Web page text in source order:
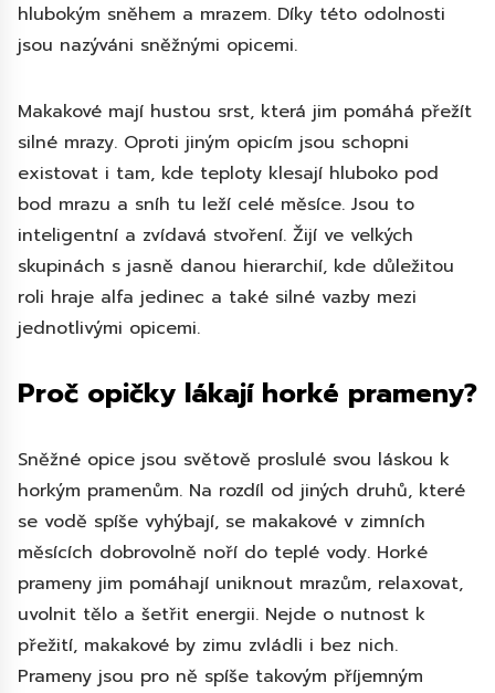
hlubokým sněhem a mrazem. Díky této odolnosti
jsou nazýváni sněžnými opicemi.
Makakové mají hustou srst, která jim pomáhá přežít
silné mrazy. Oproti jiným opicím jsou schopni
existovat i tam, kde teploty klesají hluboko pod
bod mrazu a sníh tu leží celé měsíce. Jsou to
inteligentní a zvídavá stvoření. Žijí ve velkých
skupinách s jasně danou hierarchií, kde důležitou
roli hraje alfa jedinec a také silné vazby mezi
jednotlivými opicemi.
Proč opičky lákají horké prameny?
Sněžné opice jsou světově proslulé svou láskou k
horkým pramenům. Na rozdíl od jiných druhů, které
se vodě spíše vyhýbají, se makakové v zimních
měsících dobrovolně noří do teplé vody. Horké
prameny jim pomáhají uniknout mrazům, relaxovat,
uvolnit tělo a šetřit energii. Nejde o nutnost k
přežití, makakové by zimu zvládli i bez nich.
Prameny jsou pro ně spíše takovým příjemným